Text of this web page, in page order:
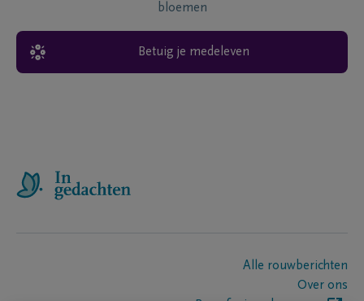
bloemen
Betuig je medeleven
Alle rouwberichten
Over ons